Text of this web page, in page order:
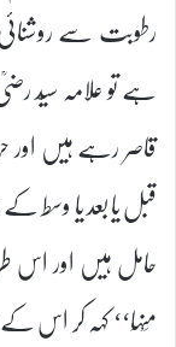
رطوبت سے
ہے تو علامہ سیّد
قاصر رہے ہیں
قبل یا بعد یا وسط
حامل ہیں اور
مِنْہَا‘‘ کہہ کر